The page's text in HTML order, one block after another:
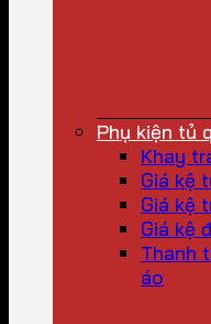
Phụ kiện tủ
Khay
Giá kệ
Giá kệ
Giá kệ
Thanh
áo